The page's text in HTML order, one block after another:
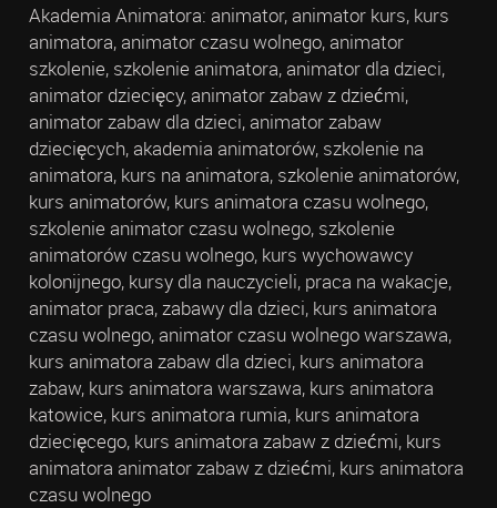
Akademia Animatora: animator, animator kurs, kurs
animatora, animator czasu wolnego, animator
szkolenie, szkolenie animatora, animator dla dzieci,
animator dziecięcy, animator zabaw z dziećmi,
animator zabaw dla dzieci, animator zabaw
dziecięcych, akademia animatorów, szkolenie na
animatora, kurs na animatora, szkolenie animatorów,
kurs animatorów, kurs animatora czasu wolnego,
szkolenie animator czasu wolnego, szkolenie
animatorów czasu wolnego, kurs wychowawcy
kolonijnego, kursy dla nauczycieli, praca na wakacje,
animator praca, zabawy dla dzieci, kurs animatora
czasu wolnego, animator czasu wolnego warszawa,
kurs animatora zabaw dla dzieci, kurs animatora
zabaw, kurs animatora warszawa, kurs animatora
katowice, kurs animatora rumia, kurs animatora
dziecięcego, kurs animatora zabaw z dziećmi, kurs
animatora animator zabaw z dziećmi, kurs animatora
czasu wolnego